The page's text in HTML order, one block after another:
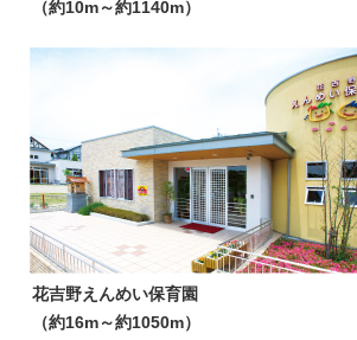
（約10m～約1140m）
花吉野えんめい保育園
（約16m～約1050m）